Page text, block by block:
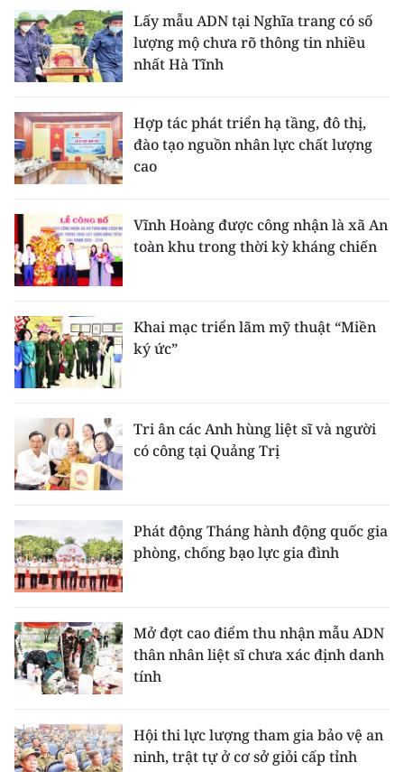
Lấy mẫu ADN tại Nghĩa trang có số
lượng mộ chưa rõ thông tin nhiều
nhất Hà Tĩnh
Hợp tác phát triển hạ tầng, đô thị,
đào tạo nguồn nhân lực chất lượng
cao
Vĩnh Hoàng được công nhận là xã An
toàn khu trong thời kỳ kháng chiến
Khai mạc triển lãm mỹ thuật “Miền
ký ức”
Tri ân các Anh hùng liệt sĩ và người
có công tại Quảng Trị
Phát động Tháng hành động quốc gia
phòng, chống bạo lực gia đình
Mở đợt cao điểm thu nhận mẫu ADN
thân nhân liệt sĩ chưa xác định danh
tính
Hội thi lực lượng tham gia bảo vệ an
ninh, trật tự ở cơ sở giỏi cấp tỉnh